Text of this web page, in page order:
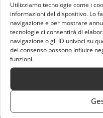
Utilizziamo tecnologie come i
informazioni del dispositivo. Lo
navigazione e per mostrare
tecnologie ci consentirà di
navigazione o gli ID univoci su
del consenso possono influire
funzioni.ATTUALITÀ
Meeting di
trionfa alla
Claudia Princess